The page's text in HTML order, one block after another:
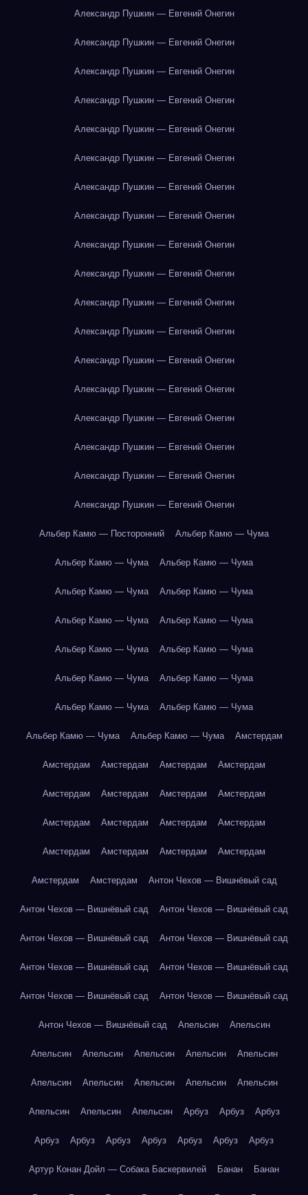
Александр Пушкин — Евгений Онегин
Александр Пушкин — Евгений Онегин
Александр Пушкин — Евгений Онегин
Александр Пушкин — Евгений Онегин
Александр Пушкин — Евгений Онегин
Александр Пушкин — Евгений Онегин
Александр Пушкин — Евгений Онегин
Александр Пушкин — Евгений Онегин
Александр Пушкин — Евгений Онегин
Александр Пушкин — Евгений Онегин
Александр Пушкин — Евгений Онегин
Александр Пушкин — Евгений Онегин
Александр Пушкин — Евгений Онегин
Александр Пушкин — Евгений Онегин
Александр Пушкин — Евгений Онегин
Александр Пушкин — Евгений Онегин
Александр Пушкин — Евгений Онегин
Александр Пушкин — Евгений Онегин
Альбер Камю — Посторонний Альбер Камю — Чума
Альбер Камю — Чума Альбер Камю — Чума
Альбер Камю — Чума Альбер Камю — Чума
Альбер Камю — Чума Альбер Камю — Чума
Альбер Камю — Чума Альбер Камю — Чума
Альбер Камю — Чума Альбер Камю — Чума
Альбер Камю — Чума Альбер Камю — Чума
Альбер Камю — Чума Альбер Камю — Чума Амстердам
Амстердам Амстердам Амстердам Амстердам
Амстердам Амстердам Амстердам Амстердам
Амстердам Амстердам Амстердам Амстердам
Амстердам Амстердам Амстердам Амстердам
Амстердам Амстердам Антон Чехов — Вишнёвый сад
Антон Чехов — Вишнёвый сад Антон Чехов — Вишнёвый сад
Антон Чехов — Вишнёвый сад Антон Чехов — Вишнёвый сад
Антон Чехов — Вишнёвый сад Антон Чехов — Вишнёвый сад
Антон Чехов — Вишнёвый сад Антон Чехов — Вишнёвый сад
Антон Чехов — Вишнёвый сад Апельсин Апельсин
Апельсин Апельсин Апельсин Апельсин Апельсин
Апельсин Апельсин Апельсин Апельсин Апельсин
Апельсин Апельсин Апельсин Арбуз Арбуз Арбуз
Арбуз Арбуз Арбуз Арбуз Арбуз Арбуз Арбуз
Артур Конан Дойл — Собака Баскервилей Банан Банан